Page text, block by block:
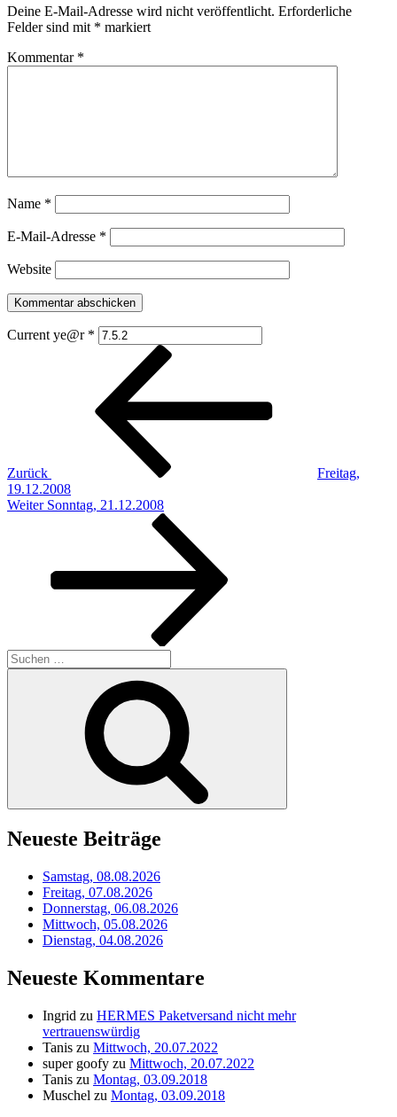
Deine E-Mail-Adresse wird nicht veröffentlicht. Erforderliche
Felder sind mit * markiert
Kommentar *
Name *
E-Mail-Adresse *
Website
Current ye@r *
Beitragsnavigation
Zurück
Freitag,
19.12.2008
Nächster
Weiter Sonntag, 21.12.2008
Suchen
nach:
Neueste Beiträge
Samstag, 08.08.2026
Freitag, 07.08.2026
Donnerstag, 06.08.2026
Mittwoch, 05.08.2026
Dienstag, 04.08.2026
Neueste Kommentare
Ingrid zu HERMES Paketversand nicht mehr
vertrauenswürdig
Tanis zu Mittwoch, 20.07.2022
super goofy zu Mittwoch, 20.07.2022
Tanis zu Montag, 03.09.2018
Muschel zu Montag, 03.09.2018